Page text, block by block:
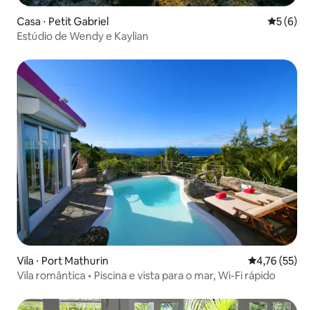
Casa ⋅ Petit Gabriel 5 de
5 (6)
Estúdio de Wendy e Kaylian
Vila ⋅ Port Mathurin 4,76 de uma
4,76 (55)
Vila romântica • Piscina e vista para o mar, Wi-Fi rápido